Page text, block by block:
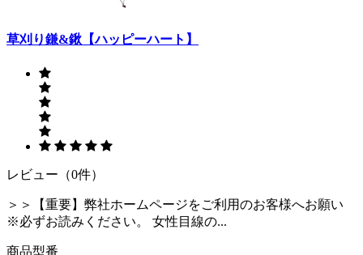
草刈り鎌&鍬【ハッピーハート】
レビュー（0件）
＞＞【重要】弊社ホームページをご利用のお客様へお願い
※必ずお読みください。 女性目線の...
商品型番